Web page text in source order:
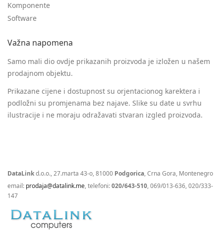
Komponente
Software
Važna napomena
Samo mali dio ovdje prikazanih proizvoda je izložen u našem
prodajnom objektu.
Prikazane cijene i dostupnost su orjentacionog karektera i
podložni su promjenama bez najave. Slike su date u svrhu
ilustracije i ne moraju odražavati stvaran izgled proizvoda.
DataLinkd.o.o., 27.marta 43-o, 81000 Podgorica, Crna Gora, Montenegro
email: prodaja@datalink.me, telefoni:020/643-510, 069/013-636, 020/333-
147